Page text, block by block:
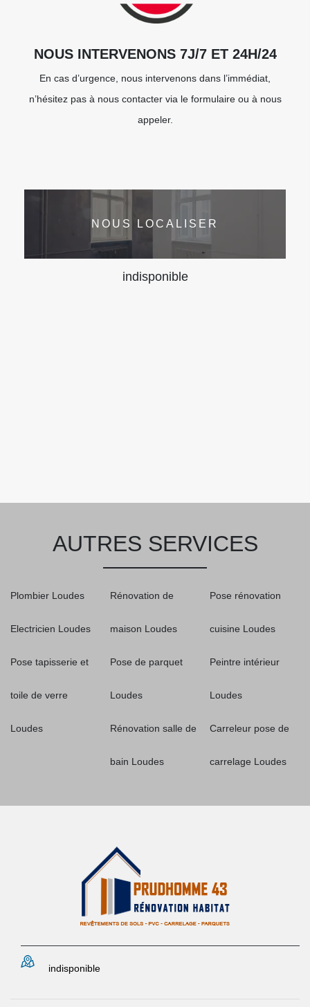
NOUS INTERVENONS 7J/7 ET 24H/24
En cas d’urgence, nous intervenons dans l’immédiat,
n’hésitez pas à nous contacter via le formulaire ou à nous
appeler.
NOUS LOCALISER
indisponible
AUTRES SERVICES
Plombier Loudes
Electricien Loudes
Pose tapisserie et
toile de verre
Loudes
Rénovation de
maison Loudes
Pose de parquet
Loudes
Rénovation salle de
bain Loudes
Pose rénovation
cuisine Loudes
Peintre intérieur
Loudes
Carreleur pose de
carrelage Loudes
indisponible